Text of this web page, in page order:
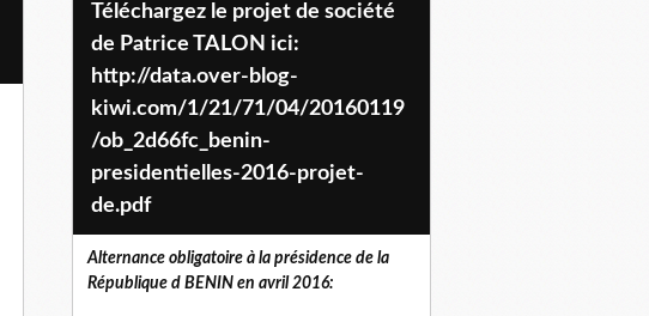
Téléchargez le projet de société
de Patrice TALON ici:
http://data.over-blog-
kiwi.com/1/21/71/04/20160119
/ob_2d66fc_benin-
presidentielles-2016-projet-
de.pdf
Alternance obligatoire à la présidence de la
République d BENIN en avril 2016: